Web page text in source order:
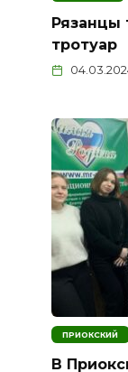
Рязанцы
тротуар
ПРИОКСКИЙ
В